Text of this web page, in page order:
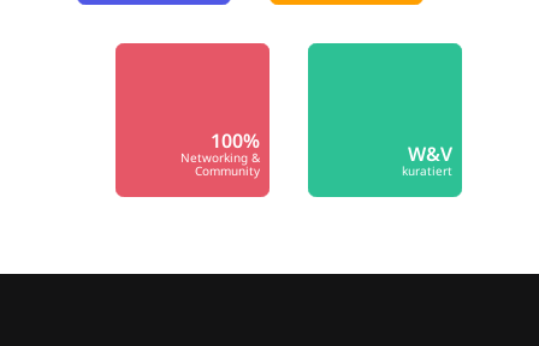
100%
Networking &
Community
W&V
kuratiert